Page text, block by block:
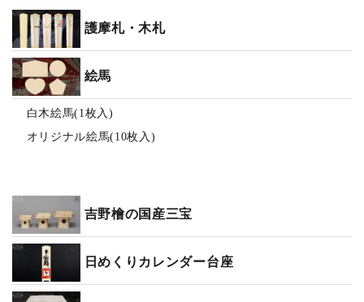
護摩札・木札
絵馬
白木絵馬(1枚入)
オリジナル絵馬(10枚入)
吉野檜の国産三宝
日めくりカレンダー台座